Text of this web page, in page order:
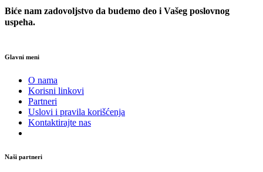
Biće nam zadovoljstvo da budemo deo i Vašeg poslovnog
uspeha.
Glavni meni
O nama
Korisni linkovi
Partneri
Uslovi i pravila korišćenja
Kontaktirajte nas
Naši partneri